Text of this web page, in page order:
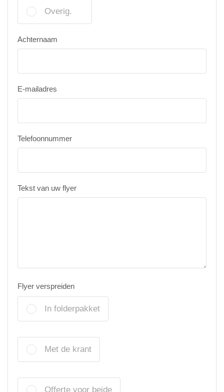
Overig.
Achternaam
E-mailadres
Telefoonnummer
Tekst van uw flyer
Flyer verspreiden
In folderpakket
Met de krant
Offerte voor beide